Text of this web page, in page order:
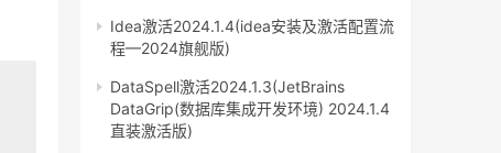
Idea激活2024.1.4(idea安装及激活配置流
程—2024旗舰版)
DataSpell激活2024.1.3(JetBrains
DataGrip(数据库集成开发环境) 2024.1.4
直装激活版)